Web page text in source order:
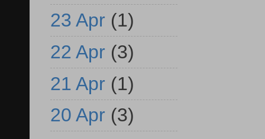
23 Apr (1)
22 Apr (3)
21 Apr (1)
20 Apr (3)